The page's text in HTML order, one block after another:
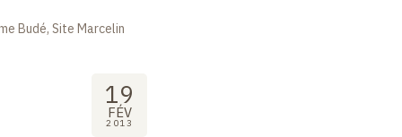
Budé, Site Marcelin
19
FÉV
2013